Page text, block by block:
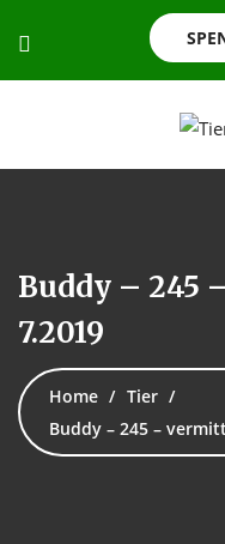
Buddy – 245
7.2019
Home
Tier
Buddy – 245 –